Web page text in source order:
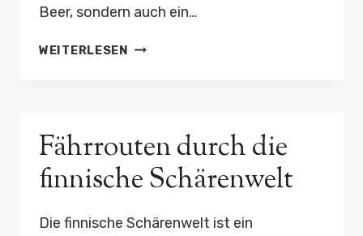
Beer, sondern auch ein…
WEITERLESEN
CRAFT-
JENSEITS
DER
ALTSTADT
Fährrouten durch die
finnische Schärenwelt
Die finnische Schärenwelt ist ein